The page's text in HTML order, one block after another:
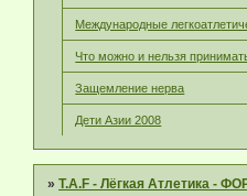
Международные
Что можно и нельзя
Защемление нерва
Дети Азии 2008
»T.A.F - Лёгкая Атлетика -